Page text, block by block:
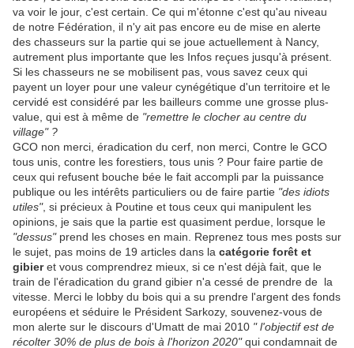
va voir le jour, c'est certain. Ce qui m'étonne c'est qu'au niveau
de notre Fédération, il n'y ait pas encore eu de mise en alerte
des chasseurs sur la partie qui se joue actuellement à Nancy,
autrement plus importante que les Infos reçues jusqu'à présent.
Si les chasseurs ne se mobilisent pas, vous savez ceux qui
payent un loyer pour une valeur cynégétique d'un territoire et le
cervidé est considéré par les bailleurs comme une grosse plus-
value, qui est à même de "remettre le clocher au centre du
village" ?
GCO non merci, éradication du cerf, non merci, Contre le GCO
tous unis, contre les forestiers, tous unis ? Pour faire partie de
ceux qui refusent bouche bée le fait accompli par la puissance
publique ou les intérêts particuliers ou de faire partie "des idiots
utiles", si précieux à Poutine et tous ceux qui manipulent les
opinions, je sais que la partie est quasiment perdue, lorsque le
"dessus"prend les choses en main. Reprenez tous mes posts sur
le sujet, pas moins de 19 articles dans la catégorie forêt et
gibieret vous comprendrez mieux, si ce n'est déjà fait, que le
train de l'éradication du grand gibier n'a cessé de prendre de la
vitesse. Merci le lobby du bois qui a su prendre l'argent des fonds
européens et séduire le Président Sarkozy, souvenez-vous de
mon alerte sur le discours d'Umatt de mai 2010 " l'objectif est de
récolter 30% de plus de bois à l'horizon 2020"qui condamnait de